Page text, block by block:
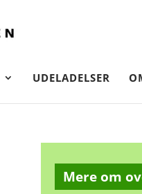
UDELADELSER
Mere om